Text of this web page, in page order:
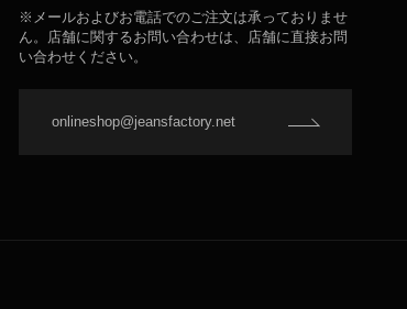
※メールおよびお電話でのご注文は承っておりませ
ん。店舗に関するお問い合わせは、店舗に直接お問
い合わせください。
onlineshop@jeansfactory.net